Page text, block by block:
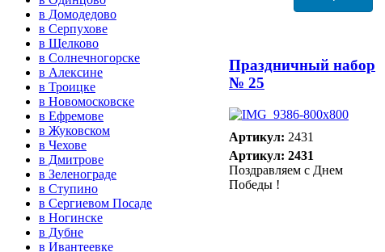
Праздничный набор
№ 25
Артикул: 2431
Артикул: 2431
Поздравляем с Днем
Победы !
в Домодедово
в Серпухове
в Щелково
в Солнечногорске
в Алексине
в Троицке
в Новомосковске
в Ефремове
в Жуковском
в Чехове
в Дмитрове
в Зеленограде
в Ступино
в Сергиевом Посаде
в Ногинске
в Дубне
в Ивантеевке